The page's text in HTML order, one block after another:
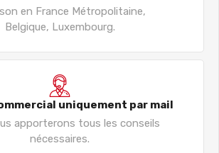
en France Métropolitaine,
Belgique, Luxembourg.
uniquement par mail
apporterons tous les conseils
nécessaires.